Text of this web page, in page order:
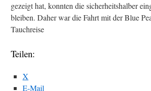
gezeigt hat, konnten die sicherheitshalber
bleiben. Daher war die Fahrt mit der Blue
Tauchreise
Teilen:
X
E-Mail